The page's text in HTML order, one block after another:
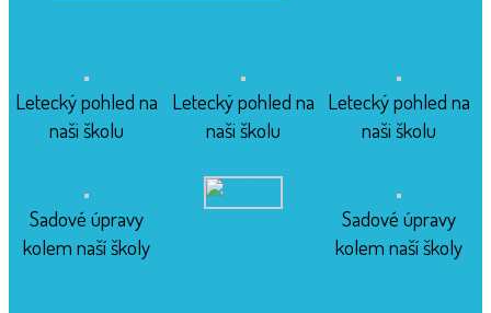
Letecký pohled na
naši školu
Letecký pohled na
naši školu
Letecký pohled na
naši školu
Sadové úpravy
kolem naší školy
Sadové úpravy
kolem naší školy